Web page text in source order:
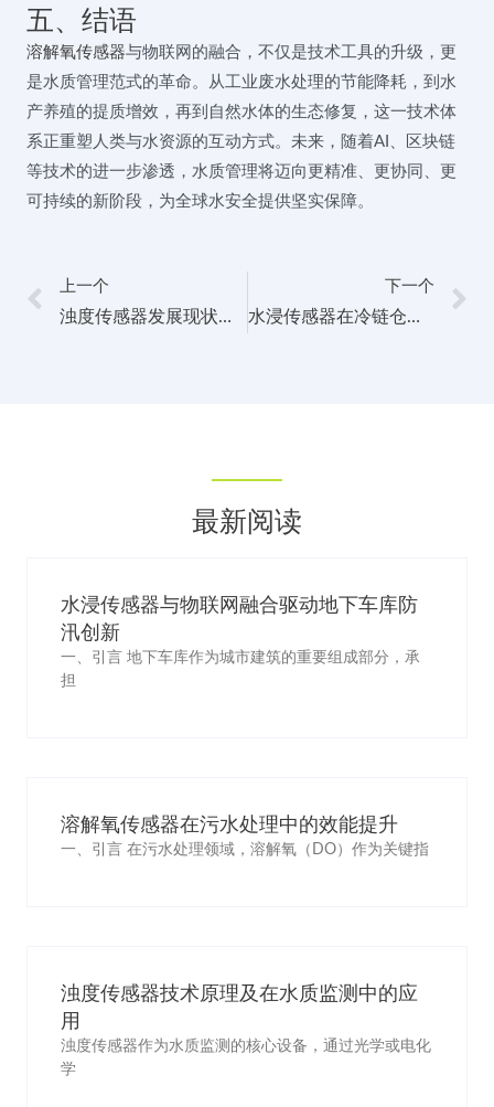
五、结语
溶解氧传感器与物联网的融合，不仅是技术工具的升级，更
是水质管理范式的革命。从工业废水处理的节能降耗，到水
产养殖的提质增效，再到自然水体的生态修复，这一技术体
系正重塑人类与水资源的互动方式。未来，随着AI、区块链
等技术的进一步渗透，水质管理将迈向更精准、更协同、更
可持续的新阶段，为全球水安全提供坚实保障。
上一个
浊度传感器发展现状与未来趋势分析
下一个
水浸传感器在冷链仓储中的精准湿度异常监测应用
最新阅读
水浸传感器与物联网融合驱动地下车库防
汛创新
一、引言 地下车库作为城市建筑的重要组成部分，承
担
溶解氧传感器在污水处理中的效能提升
一、引言 在污水处理领域，溶解氧（DO）作为关键指
浊度传感器技术原理及在水质监测中的应
用
浊度传感器作为水质监测的核心设备，通过光学或电化
学